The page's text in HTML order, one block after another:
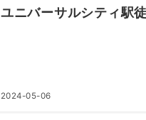
ユニバーサルシティ駅
2024-05-06